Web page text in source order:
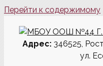
Перейти к содержимому
Адрес: 346525,
ул.